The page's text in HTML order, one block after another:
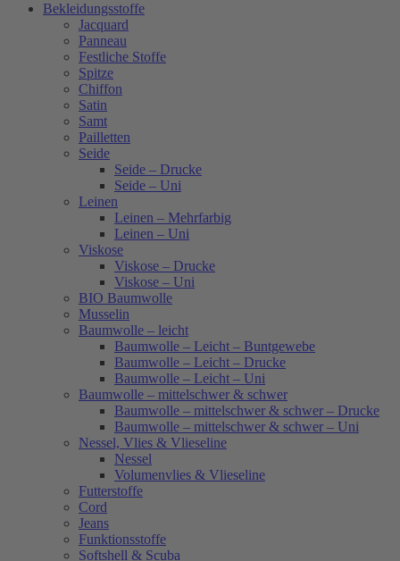
Bekleidungsstoffe
Jacquard
Panneau
Festliche Stoffe
Spitze
Chiffon
Satin
Samt
Pailletten
Seide
Seide – Drucke
Seide – Uni
Leinen
Leinen – Mehrfarbig
Leinen – Uni
Viskose
Viskose – Drucke
Viskose – Uni
BIO Baumwolle
Musselin
Baumwolle – leicht
Baumwolle – Leicht – Buntgewebe
Baumwolle – Leicht – Drucke
Baumwolle – Leicht – Uni
Baumwolle – mittelschwer & schwer
Baumwolle – mittelschwer & schwer – Drucke
Baumwolle – mittelschwer & schwer – Uni
Nessel, Vlies & Vlieseline
Nessel
Volumenvlies & Vlieseline
Futterstoffe
Cord
Jeans
Funktionsstoffe
Softshell & Scuba